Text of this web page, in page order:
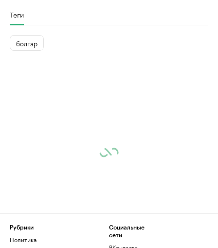
Теги
болгар
Рубрики
Политика
Социальные
сети